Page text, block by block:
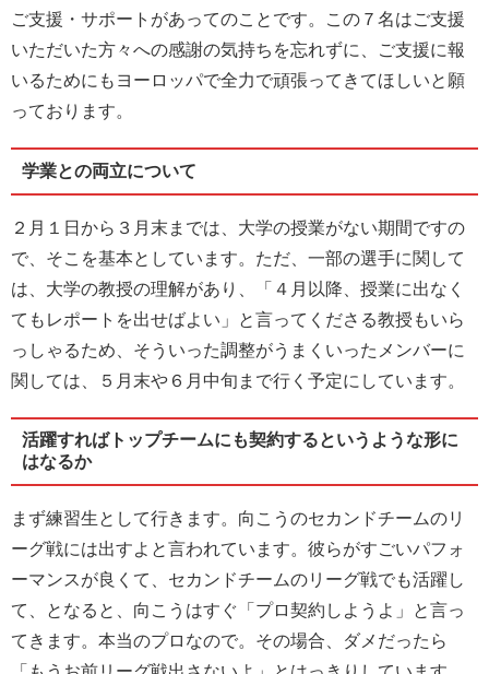
ご支援・サポートがあってのことです。この７名はご支援
いただいた方々への感謝の気持ちを忘れずに、ご支援に報
いるためにもヨーロッパで全力で頑張ってきてほしいと願
っております。
学業との両立について
２月１日から３月末までは、大学の授業がない期間ですの
で、そこを基本としています。ただ、一部の選手に関して
は、大学の教授の理解があり、「４月以降、授業に出なく
てもレポートを出せばよい」と言ってくださる教授もいら
っしゃるため、そういった調整がうまくいったメンバーに
関しては、５月末や６月中旬まで行く予定にしています。
活躍すればトップチームにも契約するというような形に
はなるか
まず練習生として行きます。向こうのセカンドチームのリ
ーグ戦には出すよと言われています。彼らがすごいパフォ
ーマンスが良くて、セカンドチームのリーグ戦でも活躍し
て、となると、向こうはすぐ「プロ契約しようよ」と言っ
てきます。本当のプロなので。その場合、ダメだったら